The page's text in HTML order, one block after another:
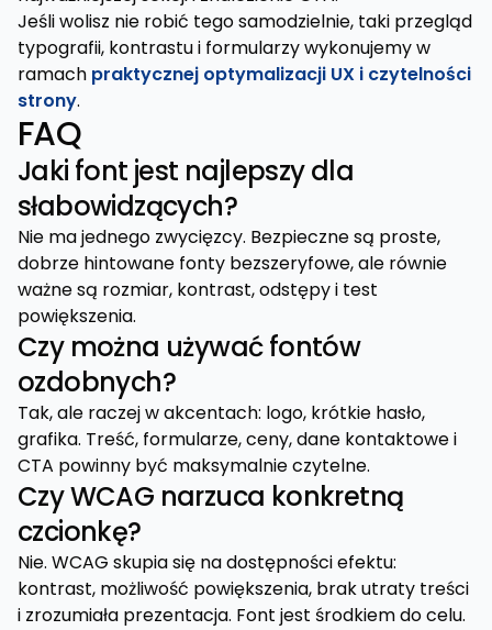
Jeśli wolisz nie robić tego samodzielnie, taki przegląd
typografii, kontrastu i formularzy wykonujemy w
ramach praktycznej optymalizacji UX i czytelności
strony.
FAQ
Jaki font jest najlepszy dla
słabowidzących?
Nie ma jednego zwycięzcy. Bezpieczne są proste,
dobrze hintowane fonty bezszeryfowe, ale równie
ważne są rozmiar, kontrast, odstępy i test
powiększenia.
Czy można używać fontów
ozdobnych?
Tak, ale raczej w akcentach: logo, krótkie hasło,
grafika. Treść, formularze, ceny, dane kontaktowe i
CTA powinny być maksymalnie czytelne.
Czy WCAG narzuca konkretną
czcionkę?
Nie. WCAG skupia się na dostępności efektu:
kontrast, możliwość powiększenia, brak utraty treści
i zrozumiała prezentacja. Font jest środkiem do celu.